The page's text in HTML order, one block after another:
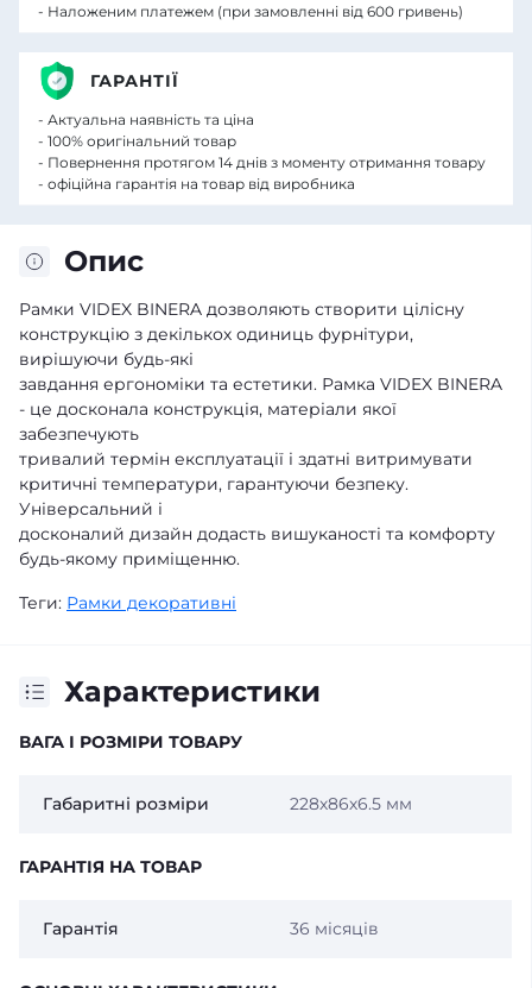
Опис
Рамки VIDEX BINERA дозволяють створити цілісну
конструкцію з декількох одиниць фурнітури,
вирішуючи будь-які
завдання ергономіки та естетики. Рамка VIDEX BINERA
- це досконала конструкція, матеріали якої
забезпечують
тривалий термін експлуатації і здатні витримувати
критичні температури, гарантуючи безпеку.
Універсальний і
досконалий дизайн додасть вишуканості та комфорту
будь-якому приміщенню.
Теги: Рамки декоративні
Характеристики
ВАГА І РОЗМІРИ ТОВАРУ
Габаритні розміри 228х86х6.5 мм
ГАРАНТІЯ НА ТОВАР
Гарантія 36 місяців
- Наложеним платежем (при замовленні від 600 гривень)
ГАРАНТІЇ
- Актуальна наявність та ціна
- 100% оригінальний товар
- Повернення протягом 14 днів з моменту отримання товару
- офіційна гарантія на товар від виробника